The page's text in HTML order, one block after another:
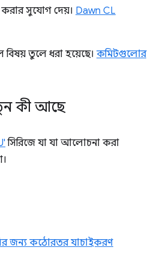
করার সুযোগ দেয়। Dawn CL
তুলে ধরা হয়েছে। কমিটগুলোর
কী আছে
সিরিজে যা যা আলোচনা করা
জন্য কঠোরতর যাচাইকরণ